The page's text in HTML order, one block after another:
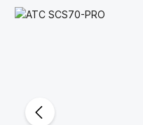
Bildergalerie überspringen